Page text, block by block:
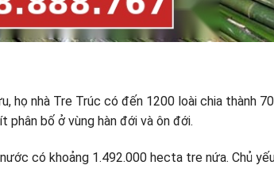
họ nhà Tre Trúc có đến 1200 loài chia thành
phân bố ở vùng hàn đới và ôn đới.
có khoảng 1.492.000 hecta tre nứa. Chủ